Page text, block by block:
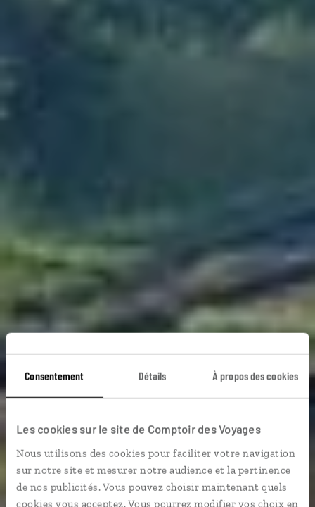
Consentement Détails À propos des cookies
Les cookies sur le site de Comptoir des Voyages
Nous utilisons des cookies pour faciliter votre navigation
sur notre site et mesurer notre audience et la pertinence
de nos publicités. Vous pouvez choisir maintenant quels
cookies vous acceptez. Vous pourrez modifier vos choix en
Voyage en train